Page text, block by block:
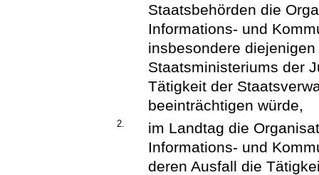
Staatsbehörden die
Informations- und
insbesondere
Staatsministeriums der
Tätigkeit der
beeinträchtigen würde,
2.
im Landtag die
Informations- und
deren Ausfall die